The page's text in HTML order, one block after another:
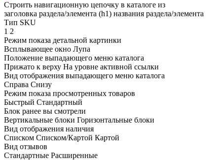
Строить навигационную цепочку в каталоге из
заголовка раздела/элемента (h1) названия раздела/элемента
Тип SKU
1 2
Режим показа детальной картинки
Всплывающее окно Лупа
Положение выпадающего меню каталога
Прижато к верху На уровне активной ссылки
Вид отображения выпадающего меню каталога
Справа Снизу
Режим показа просмотренных товаров
Быстрый Стандартный
Блок ранее вы смотрели
Вертикальные блоки Горизонтальные блоки
Вид отображения наличия
Списком Списком/Картой Картой
Вид отзывов
Стандартные Расширенные